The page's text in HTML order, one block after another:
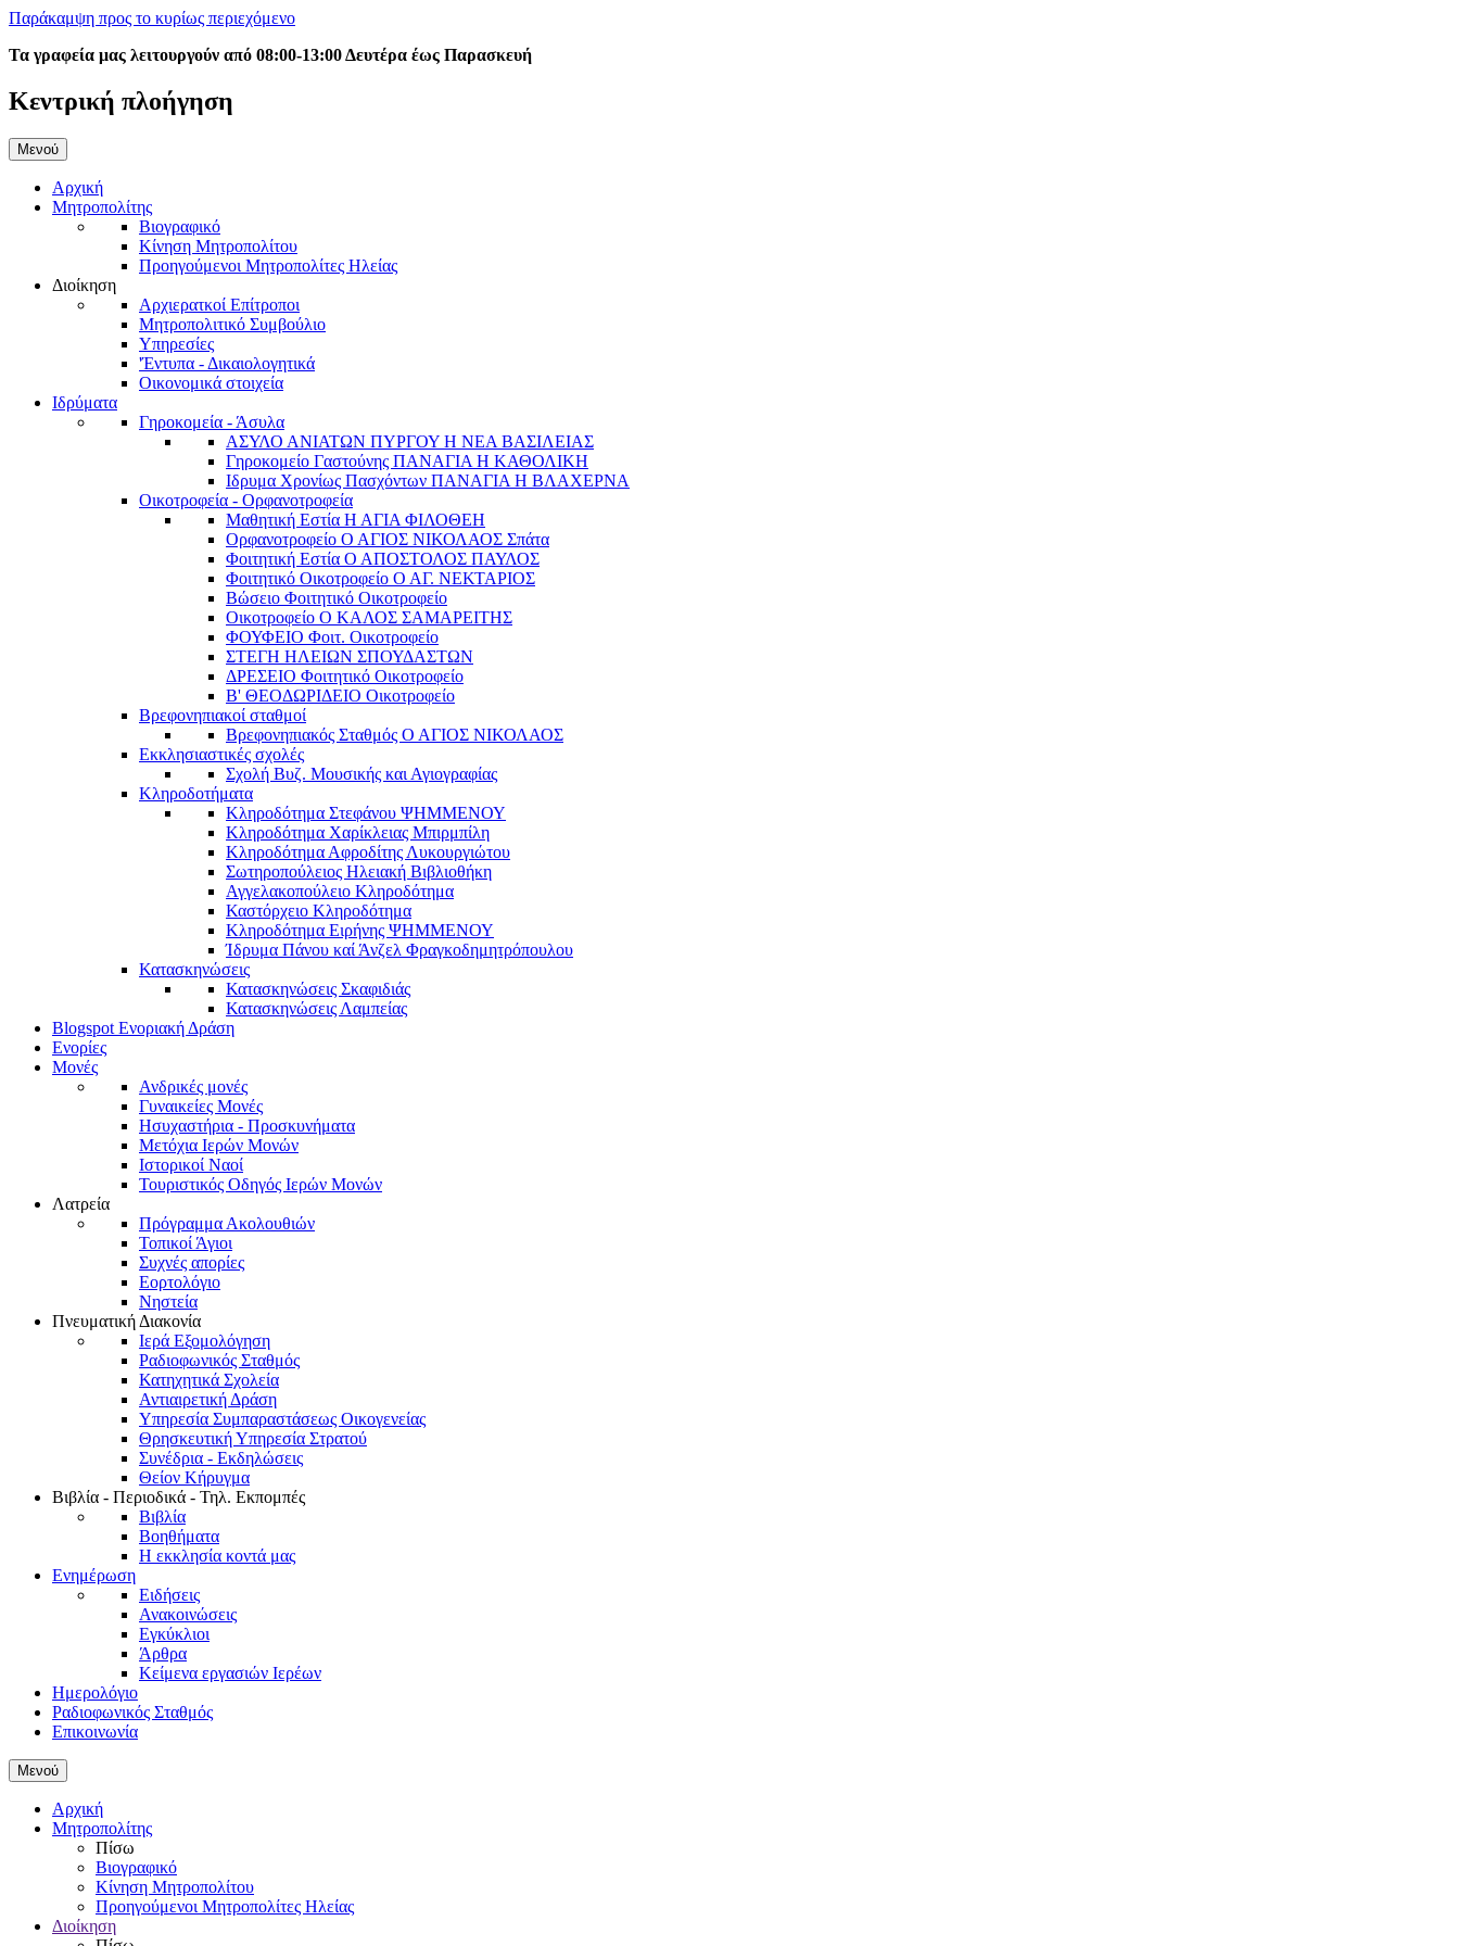
Παράκαμψη προς το κυρίως περιεχόμενο
Τα γραφεία μας λειτουργούν από 08:00-13:00 Δευτέρα έως Παρασκευή
Κεντρική πλοήγηση
Μενού
Αρχική
Μητροπολίτης
Βιογραφικό
Κίνηση Μητροπολίτου
Προηγούμενοι Μητροπολίτες Ηλείας
Διοίκηση
Αρχιερατκοί Επίτροποι
Μητροπολιτικό Συμβούλιο
Υπηρεσίες
'Έντυπα - Δικαιολογητικά
Οικονομικά στοιχεία
Ιδρύματα
Γηροκομεία - Άσυλα
ΑΣΥΛΟ ΑΝΙΑΤΩΝ ΠΥΡΓΟΥ Η ΝΕΑ ΒΑΣΙΛΕΙΑΣ
Γηροκομείο Γαστούνης ΠΑΝΑΓΙΑ Η ΚΑΘΟΛΙΚΗ
Ιδρυμα Χρονίως Πασχόντων ΠΑΝΑΓΙΑ Η ΒΛΑΧΕΡΝΑ
Οικοτροφεία - Ορφανοτροφεία
Μαθητική Εστία Η ΑΓΙΑ ΦΙΛΟΘΕΗ
Ορφανοτροφείο Ο ΑΓΙΟΣ ΝΙΚΟΛΑΟΣ Σπάτα
Φοιτητική Εστία Ο ΑΠΟΣΤΟΛΟΣ ΠΑΥΛΟΣ
Φοιτητικό Οικοτροφείο Ο ΑΓ. ΝΕΚΤΑΡΙΟΣ
Βώσειο Φοιτητικό Οικοτροφείο
Οικοτροφείο Ο ΚΑΛΟΣ ΣΑΜΑΡΕΙΤΗΣ
ΦΟΥΦΕΙΟ Φοιτ. Οικοτροφείο
ΣΤΕΓΗ ΗΛΕΙΩΝ ΣΠΟΥΔΑΣΤΩΝ
ΔΡΕΣΕΙΟ Φοιτητικό Οικοτροφείο
Β' ΘΕΟΔΩΡΙΔΕΙΟ Οικοτροφείο
Βρεφονηπιακοί σταθμοί
Βρεφονηπιακός Σταθμός Ο ΑΓΙΟΣ ΝΙΚΟΛΑΟΣ
Εκκλησιαστικές σχολές
Σχολή Βυζ. Μουσικής και Αγιογραφίας
Κληροδοτήματα
Κληροδότημα Στεφάνου ΨΗΜΜΕΝΟΥ
Κληροδότημα Χαρίκλειας Μπιρμπίλη
Κληροδότημα Αφροδίτης Λυκουργιώτου
Σωτηροπούλειος Ηλειακή Βιβλιοθήκη
Αγγελακοπούλειο Κληροδότημα
Καστόρχειο Κληροδότημα
Κληροδότημα Ειρήνης ΨΗΜΜΕΝΟΥ
Ίδρυμα Πάνου καί Άνζελ Φραγκοδημητρόπουλου
Κατασκηνώσεις
Κατασκηνώσεις Σκαφιδιάς
Κατασκηνώσεις Λαμπείας
Blogspot Ενοριακή Δράση
Ενορίες
Μονές
Ανδρικές μονές
Γυναικείες Μονές
Ησυχαστήρια - Προσκυνήματα
Μετόχια Ιερών Μονών
Ιστορικοί Ναοί
Τουριστικός Οδηγός Ιερών Μονών
Λατρεία
Πρόγραμμα Ακολουθιών
Τοπικοί Άγιοι
Συχνές απορίες
Εορτολόγιο
Νηστεία
Πνευματική Διακονία
Ιερά Εξομολόγηση
Ραδιοφωνικός Σταθμός
Κατηχητικά Σχολεία
Αντιαιρετική Δράση
Υπηρεσία Συμπαραστάσεως Οικογενείας
Θρησκευτική Υπηρεσία Στρατού
Συνέδρια - Εκδηλώσεις
Θείον Κήρυγμα
Βιβλία - Περιοδικά - Τηλ. Εκπομπές
Βιβλία
Βοηθήματα
Η εκκλησία κοντά μας
Ενημέρωση
Ειδήσεις
Ανακοινώσεις
Εγκύκλιοι
Άρθρα
Κείμενα εργασιών Ιερέων
Ημερολόγιο
Ραδιοφωνικός Σταθμός
Επικοινωνία
Μενού
Αρχική
Μητροπολίτης
Πίσω
Βιογραφικό
Κίνηση Μητροπολίτου
Προηγούμενοι Μητροπολίτες Ηλείας
Διοίκηση